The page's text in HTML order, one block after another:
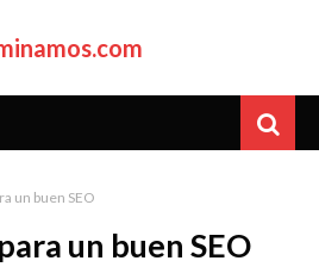
un buen SEO
un buen SEO